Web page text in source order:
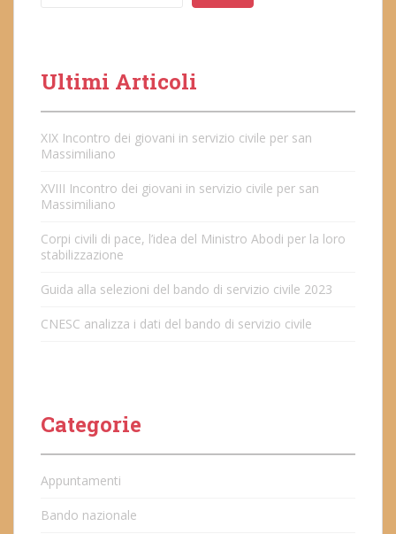
Ultimi Articoli
XIX Incontro dei giovani in servizio civile per san
Massimiliano
XVIII Incontro dei giovani in servizio civile per san
Massimiliano
Corpi civili di pace, l’idea del Ministro Abodi per la loro
stabilizzazione
Guida alla selezioni del bando di servizio civile 2023
CNESC analizza i dati del bando di servizio civile
Categorie
Appuntamenti
Bando nazionale